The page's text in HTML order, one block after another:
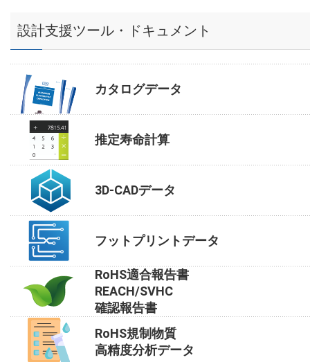
設計支援ツール・ドキュメント
カタログデータ
推定寿命計算
3D-CADデータ
フットプリントデータ
RoHS適合報告書
REACH/SVHC
確認報告書
RoHS規制物質
高精度分析データ